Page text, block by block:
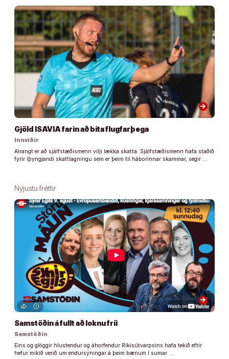
arrow_forward
Gjöld ISAVIA farin að bíta flugfarþega
Innviðir
Alrangt er að sjálfstæðismenn vilji lækka skatta. Sjálfstæðismenn hafa staðið
fyrir íþyngjandi skattlagningu sem er þeim til háborinnar skammar, segir …
Nýjustu fréttir
arrow_forward
Samstöðin á fullt að loknu fríi
Samstöðin
Eins og glöggir hlustendur og áhorfendur Ríkisútvarpsins hafa tekið eftir
hefur mikið verið um endursýningar á þeim bænum í sumar. …